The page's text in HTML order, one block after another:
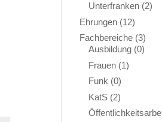
Unterfranken (2)
Ehrungen (12)
Fachbereiche (3)
Ausbildung (0)
Frauen (1)
Funk (0)
KatS (2)